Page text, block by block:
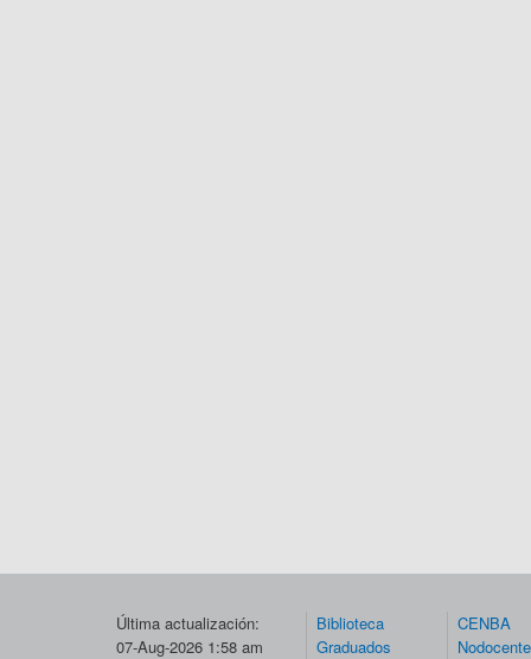
Última actualización:
07-Aug-2026 1:58 am
Biblioteca
Graduados
CENBA